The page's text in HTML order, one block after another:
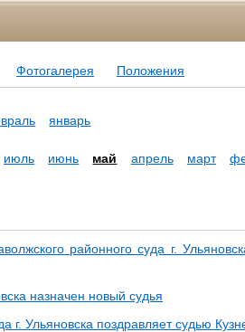
Фотогалерея Положения
январь
июль июнь май апрель март
районного суда г.
назначен новый судья
г. Ульяновска поздравляет судью